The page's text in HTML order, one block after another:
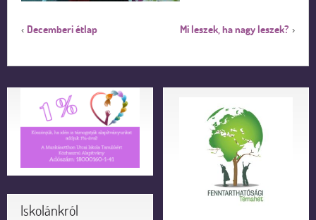
‹ Decemberi étlap Mi leszek, ha nagy leszek? ›
Iskolánkról